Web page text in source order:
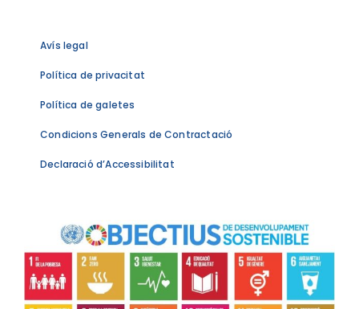
Avís legal
Política de privacitat
Política de galetes
Condicions Generals de Contractació
Declaració d’Accessibilitat